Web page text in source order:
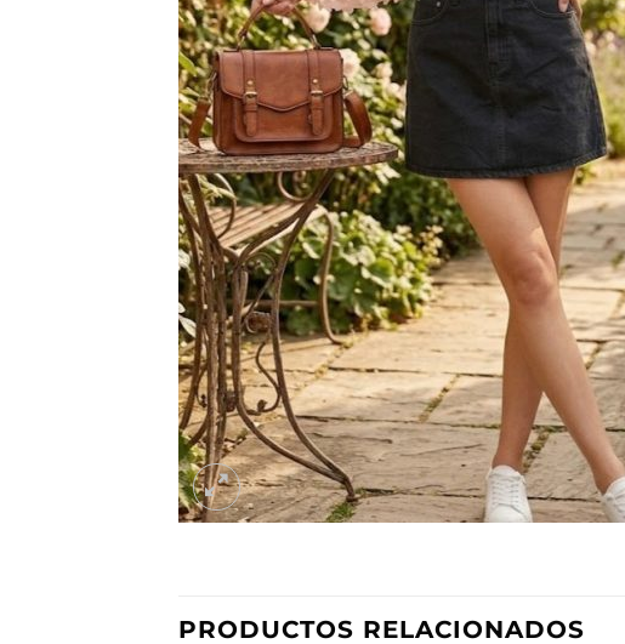
PRODUCTOS RELACIONADOS